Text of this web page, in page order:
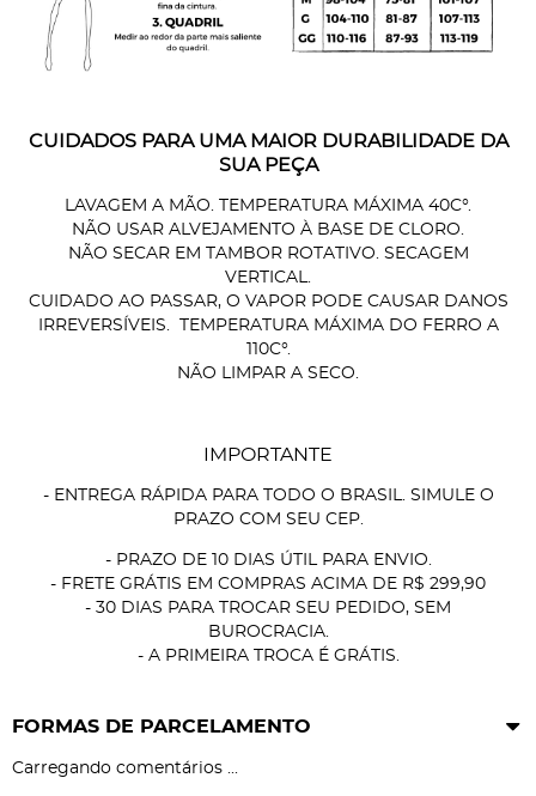
CUIDADOS PARA UMA MAIOR DURABILIDADE DA
SUA PEÇA
LAVAGEM A MÃO. TEMPERATURA MÁXIMA 40C°.
NÃO USAR ALVEJAMENTO À BASE DE CLORO.
NÃO SECAR EM TAMBOR ROTATIVO. SECAGEM
VERTICAL.
CUIDADO AO PASSAR, O VAPOR PODE CAUSAR DANOS
IRREVERSÍVEIS. TEMPERATURA MÁXIMA DO FERRO A
110C°.
NÃO LIMPAR A SECO.
IMPORTANTE
- ENTREGA RÁPIDA PARA TODO O BRASIL. SIMULE O
PRAZO COM SEU CEP.
- PRAZO DE 10 DIAS ÚTIL PARA ENVIO.
- FRETE GRÁTIS EM COMPRAS ACIMA DE R$ 299,90
- 30 DIAS PARA TROCAR SEU PEDIDO, SEM
BUROCRACIA.
- A PRIMEIRA TROCA É GRÁTIS.
FORMAS DE PARCELAMENTO
Carregando comentários ...